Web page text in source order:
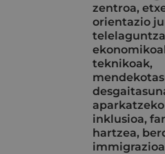
zentroa,
orientazio
teknikoak,
inklusioa,
hartzea,